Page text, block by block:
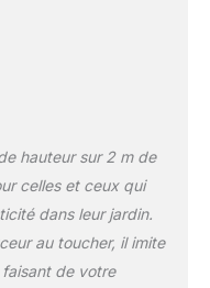
sans métaux
chlore,
Fibre technique
en une seule
ont des
entre chaque
Tolérance de
plus ou moins
hauteur sur 2 m de
celles et ceux qui
dans leur jardin.
au toucher, il imite
de votre